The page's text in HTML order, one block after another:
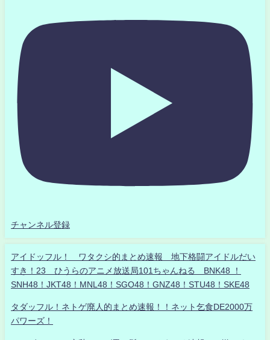
チャンネル登録
アイドッフル！ ワタクシ的まとめ速報 地下格闘アイドルだい
すき！23 ひうらのアニメ放送局101ちゃんねる BNK48 ！
SNH48！JKT48！MNL48！SGO48！GNZ48！STU48！SKE48
タダッフル！ネトゲ廃人的まとめ速報！！ネット乞食DE2000万
パワーズ！